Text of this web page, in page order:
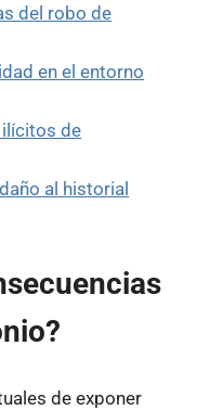
del robo de
en el entorno
de
al historial
de exponer